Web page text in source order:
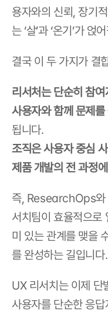
용자와의 신뢰, 장기
는 ‘살’과 ‘온기’가 얹
결국 이 두 가지가 결
리서처는 단순히 참여
사용자와 함께 문제
됩니다.
조직은 사용자 중심
제품 개발의 전 과정
즉, ResearchOps
서치팀이 효율적으로
미 있는 관계를 맺을
를 완성하는 길입니다.
UX 리서치는 이제 단
사용자를 단순한 응